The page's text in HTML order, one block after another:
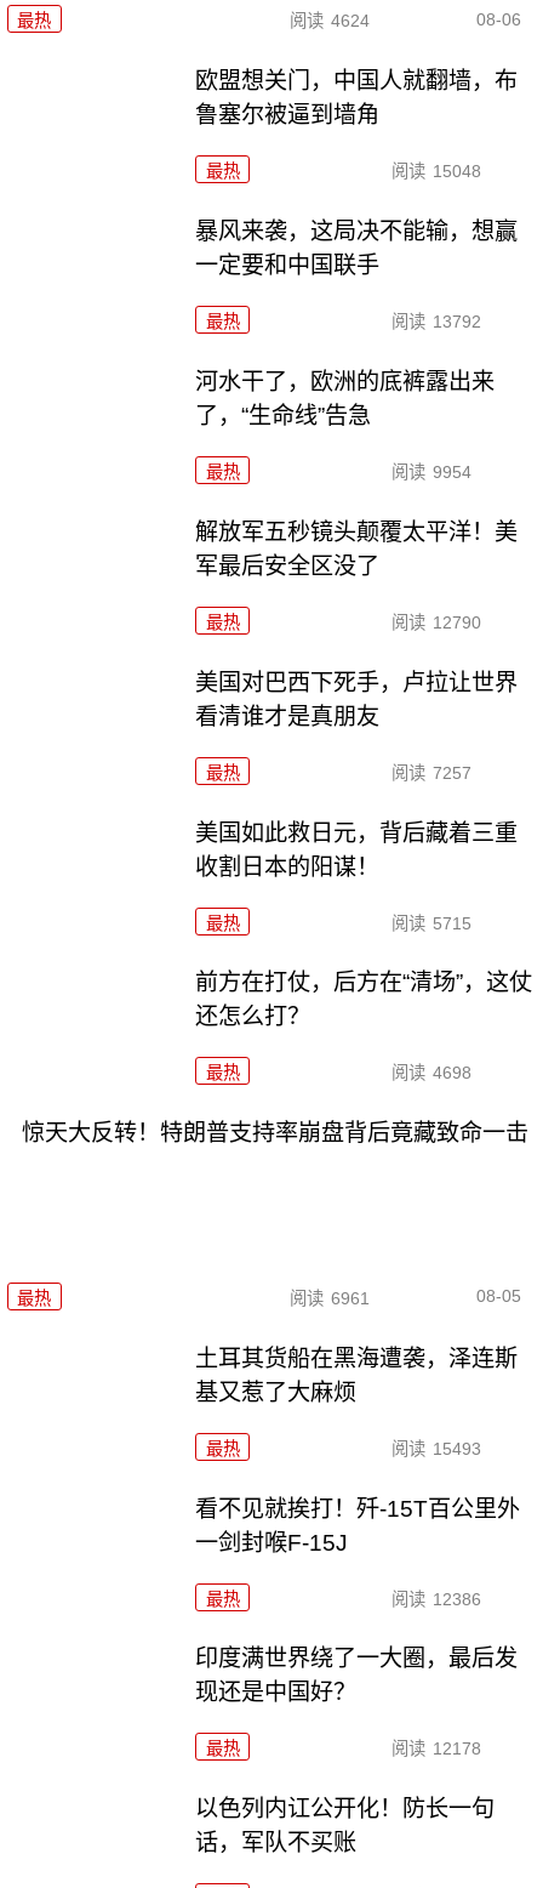
最热 阅读 4624 08-06
欧盟想关门，中国人就翻墙，布
鲁塞尔被逼到墙角
最热 阅读 15048
暴风来袭，这局决不能输，想赢
一定要和中国联手
最热 阅读 13792
河水干了，欧洲的底裤露出来
了，“生命线”告急
最热 阅读 9954
解放军五秒镜头颠覆太平洋！美
军最后安全区没了
最热 阅读 12790
美国对巴西下死手，卢拉让世界
看清谁才是真朋友
最热 阅读 7257
美国如此救日元，背后藏着三重
收割日本的阳谋！
最热 阅读 5715
前方在打仗，后方在“清场”，这仗
还怎么打？
最热 阅读 4698
惊天大反转！特朗普支持率崩盘背后竟藏致命一击
最热 阅读 6961 08-05
土耳其货船在黑海遭袭，泽连斯
基又惹了大麻烦
最热 阅读 15493
看不见就挨打！歼-15T百公里外
一剑封喉F-15J
最热 阅读 12386
印度满世界绕了一大圈，最后发
现还是中国好？
最热 阅读 12178
以色列内讧公开化！防长一句
话，军队不买账